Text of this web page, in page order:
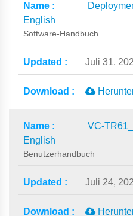
English
Software-Handbuch
Juli 31,
VC-
English
Benutzerhandbuch
Juli 24,